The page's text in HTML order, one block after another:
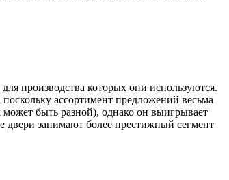
производства которых они используются.
ассортимент предложений весьма
быть разной), однако он выигрывает
двери занимают более престижный сегмент